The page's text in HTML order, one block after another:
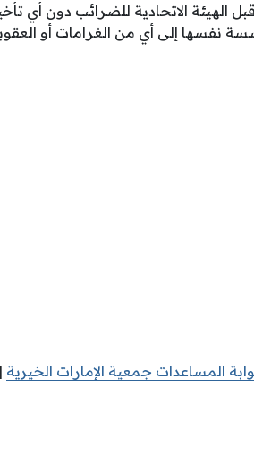
الهيئة الاتحادية للضرائب دون أي
نفسها إلى أي من الغرامات أو
المساعدات جمعية الإمارات الخيرية |